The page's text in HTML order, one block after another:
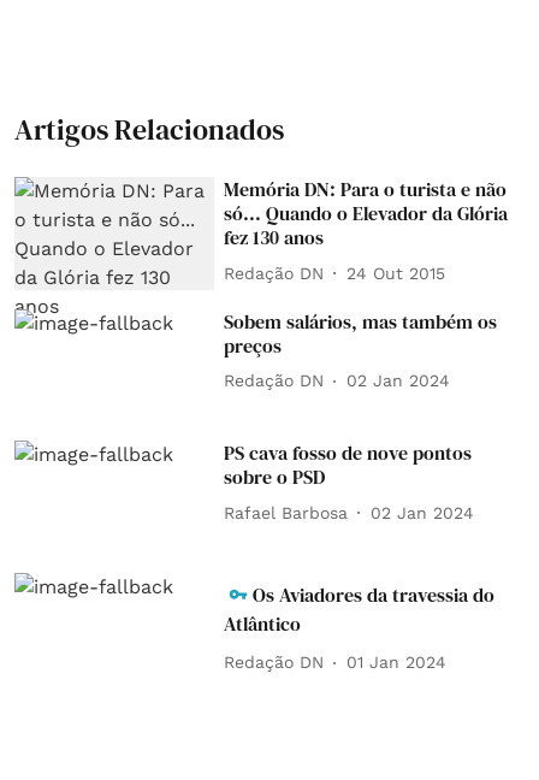
Artigos Relacionados
Memória DN: Para o turista e não
só... Quando o Elevador da Glória
fez 130 anos
Redação DN 24 Out 2015
Sobem salários, mas também os
preços
Redação DN 02 Jan 2024
PS cava fosso de nove pontos
sobre o PSD
Rafael Barbosa 02 Jan 2024
Os Aviadores da travessia do
Atlântico
Redação DN 01 Jan 2024